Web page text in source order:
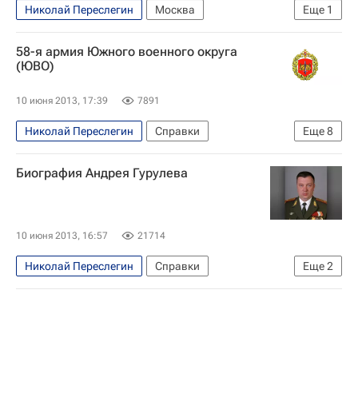
Еще 1
Николай Переслегин
Москва
Kleinewelt Architekten
58-я армия Южного военного округа
(ЮВО)
10 июня 2013, 17:39 7891
Еще8
Николай Переслегин
Справки
Республика Северная Осетия - Алания
Владикавказ
Европа
Андрей Гурулев
Южный военный округ
Россия
Биография Андрея Гурулева
10 июня 2013, 16:57 21714
Еще2
Николай Переслегин
Справки
Андрей Гурулев
Южный военный округ